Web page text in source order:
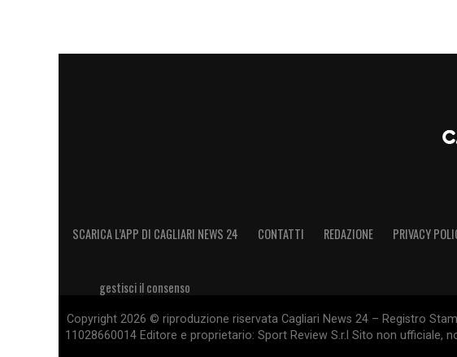
SCARICA L’APP DI CAGLIARI NEWS 24 CONTATTI REDAZIONE PRIVACY
gestisci il consenso
Copyright 2026 © riproduzione riservata Cagliari News 24 – Registro
11028660014 Editore e proprietario: Sport Review S.r.l Sito non ufficiale,